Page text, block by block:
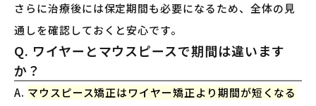
さらに治療後には保定期間も必要になるため、全体の見
通しを確認しておくと安心です。
Q. ワイヤーとマウスピースで期間は違います
か？
A. マウスピース矯正はワイヤー矯正より期間が短くなる